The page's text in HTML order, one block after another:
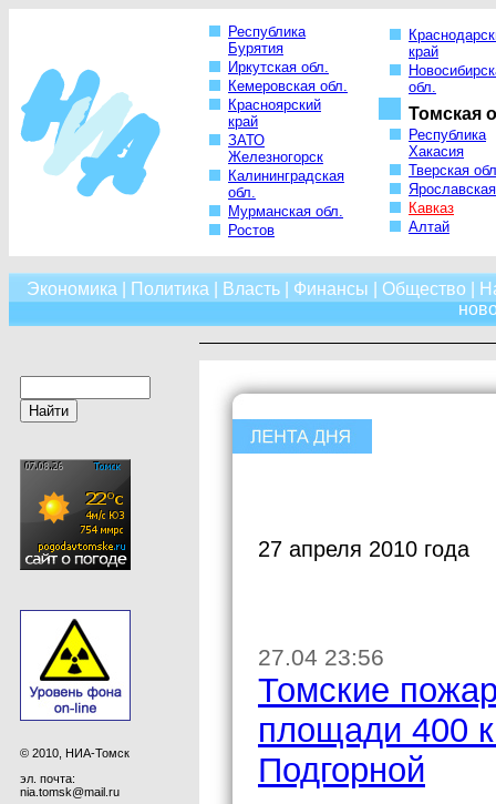
Республика
Бурятия
Иркутская обл.
Кемеровская обл.
Красноярский
край
ЗАТО
Железногорск
Калининградская
обл.
Мурманская обл.
Ростов
край
обл.
Томская
Республика
Хакасия
Тверская
Кавказ
Алтай
Экономика Политика Власть| Финансы Общество
© 2010, НИА-Томск
эл. почта:
nia.tomsk@mail.ru
27 апреля 2010 года
27.04 23:56
Томские
площади 400
Подгорной